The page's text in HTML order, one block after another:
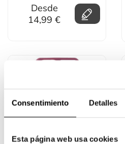
Consentimiento Detalles
Esta página web usa cookies
Desde
14,99 €